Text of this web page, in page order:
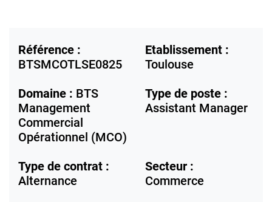
Référence :
BTSMCOTLSE0825
Etablissement :
Toulouse
Domaine : BTS
Management
Commercial
Opérationnel (MCO)
Type de poste :
Assistant Manager
Type de contrat :
Alternance
Secteur :
Commerce